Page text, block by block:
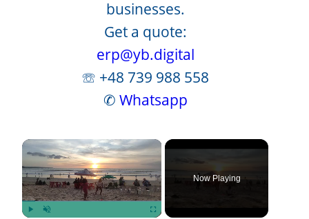
businesses.
Get a quote:
erp@yb.digital
☏ +48 739 988 558
✆ Whatsapp
×
Now Playing